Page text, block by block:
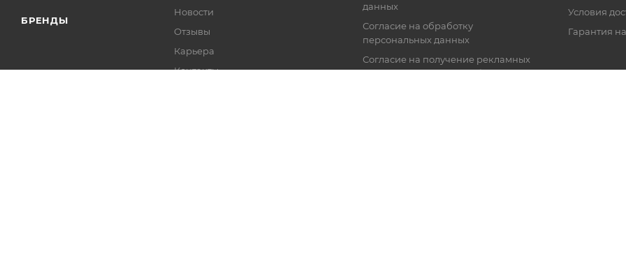
БРЕНДЫ
Новости
Отзывы
Карьера
Контакты
данных
Согласие на обработку
персональных данных
Согласие на получение рекламных
и информационных сообщений
Условия
Гарантия